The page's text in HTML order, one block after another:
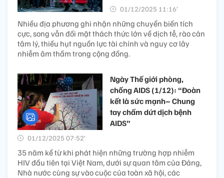
01/12/2025 11:16’
Nhiều địa phương ghi nhận những chuyển biến tích
cực, song vẫn đối mặt thách thức lớn về dịch tễ, rào cản
tâm lý, thiếu hụt nguồn lực tài chính và nguy cơ lây
nhiễm âm thầm trong cộng đồng.
Ngày Thế giới phòng,
chống AIDS (1/12): “Đoàn
kết là sức mạnh– Chung
tay chấm dứt dịch bệnh
AIDS”
01/12/2025 07:52’
35 năm kể từ khi phát hiện những trường hợp nhiễm
HIV đầu tiên tại Việt Nam, dưới sự quan tâm của Đảng,
Nhà nước cùng sự vào cuộc của toàn xã hội, các